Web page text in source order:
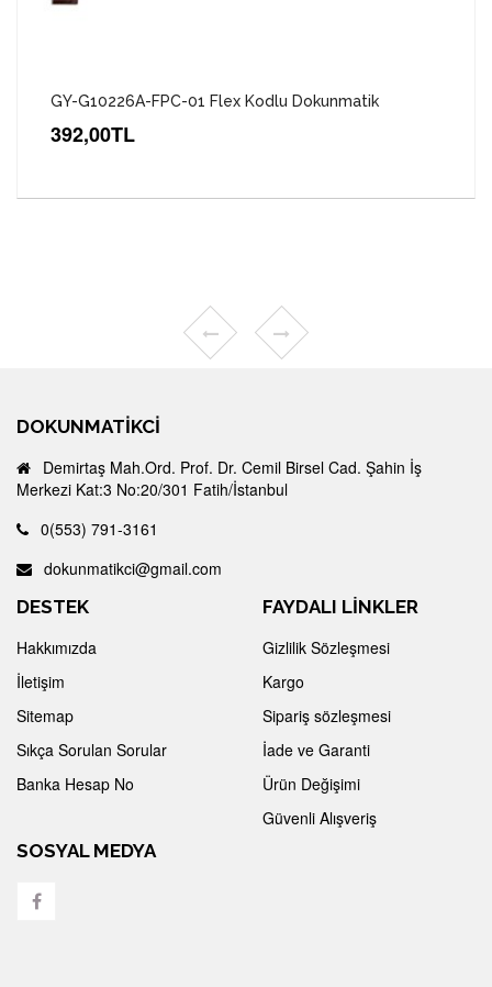
GY-G10226A-FPC-01 Flex Kodlu Dokunmatik
392,00TL
DOKUNMATIKCI
Demirtaş Mah.Ord. Prof. Dr. Cemil Birsel Cad. Şahin İş
Merkezi Kat:3 No:20/301 Fatih/İstanbul
0(553) 791-3161
dokunmatikci@gmail.com
DESTEK
Hakkımızda
İletişim
Sitemap
Sıkça Sorulan Sorular
Banka Hesap No
FAYDALI LİNKLER
Gizlilik Sözleşmesi
Kargo
Sipariş sözleşmesi
İade ve Garanti
Ürün Değişimi
Güvenli Alışveriş
SOSYAL MEDYA